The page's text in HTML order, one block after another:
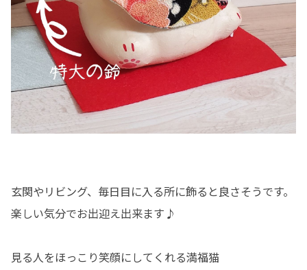
玄関やリビング、毎日目に入る所に飾ると良さそうです。
楽しい気分でお出迎え出来ます♪
見る人をほっこり笑顔にしてくれる満福猫